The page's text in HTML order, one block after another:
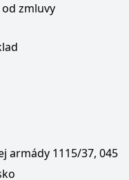
zmluvy
armády 1115/37, 045